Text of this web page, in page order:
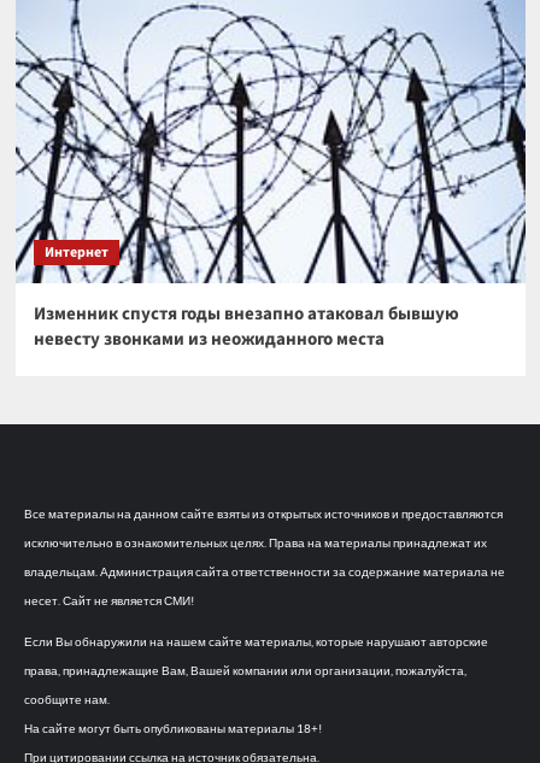
Интернет
Изменник спустя годы внезапно атаковал бывшую
невесту звонками из неожиданного места
Все материалы на данном сайте взяты из открытых источников и предоставляются
исключительно в ознакомительных целях. Права на материалы принадлежат их
владельцам. Администрация сайта ответственности за содержание материала не
несет. Сайт не является СМИ!
Если Вы обнаружили на нашем сайте материалы, которые нарушают авторские
права, принадлежащие Вам, Вашей компании или организации, пожалуйста,
сообщите нам.
На сайте могут быть опубликованы материалы 18+!
При цитировании ссылка на источник обязательна.